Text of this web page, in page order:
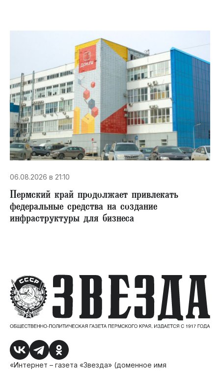
06.08.2026 в 21:10
Пермский край продолжает привлекать
федеральные средства на создание
инфраструктуры для бизнеса
«Интернет – газета «Звезда» (доменное имя